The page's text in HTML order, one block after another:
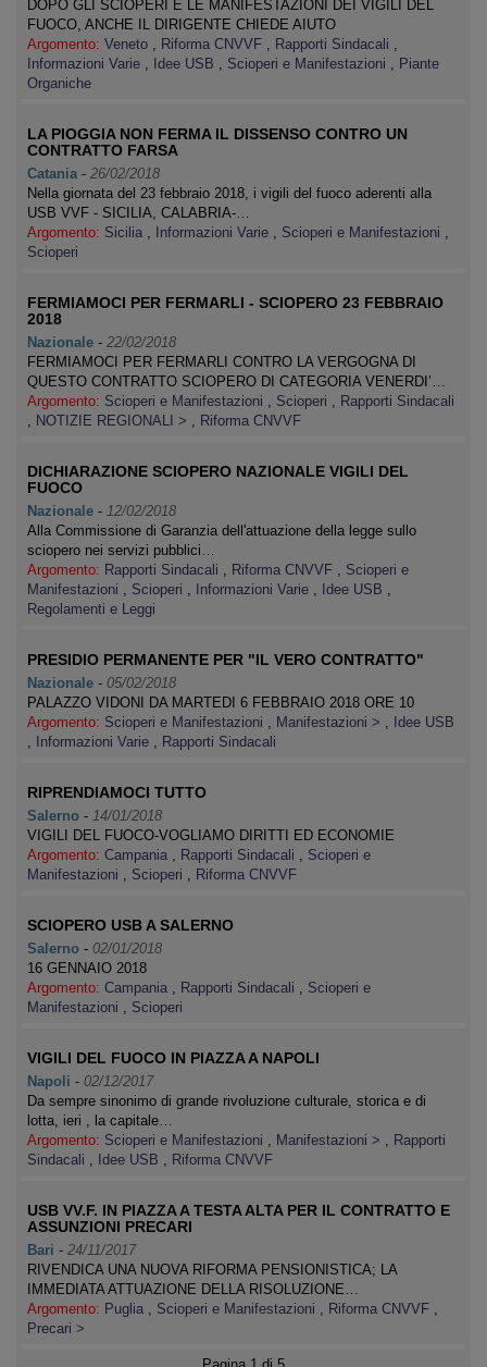
DOPO GLI SCIOPERI E LE MANIFESTAZIONI DEI VIGILI DEL
FUOCO, ANCHE IL DIRIGENTE CHIEDE AIUTO
Argomento: Veneto , Riforma CNVVF , Rapporti Sindacali ,
Informazioni Varie , Idee USB , Scioperi e Manifestazioni , Piante
Organiche
LA PIOGGIA NON FERMA IL DISSENSO CONTRO UN
CONTRATTO FARSA
Catania - 26/02/2018
Nella giornata del 23 febbraio 2018, i vigili del fuoco aderenti alla
USB VVF - SICILIA, CALABRIA-…
Argomento: Sicilia , Informazioni Varie , Scioperi e Manifestazioni ,
Scioperi
FERMIAMOCI PER FERMARLI - SCIOPERO 23 FEBBRAIO
2018
Nazionale - 22/02/2018
FERMIAMOCI PER FERMARLI CONTRO LA VERGOGNA DI
QUESTO CONTRATTO SCIOPERO DI CATEGORIA VENERDI’…
Argomento: Scioperi e Manifestazioni , Scioperi , Rapporti Sindacali
, NOTIZIE REGIONALI > , Riforma CNVVF
DICHIARAZIONE SCIOPERO NAZIONALE VIGILI DEL
FUOCO
Nazionale - 12/02/2018
Alla Commissione di Garanzia dell'attuazione della legge sullo
sciopero nei servizi pubblici…
Argomento: Rapporti Sindacali , Riforma CNVVF , Scioperi e
Manifestazioni , Scioperi , Informazioni Varie , Idee USB ,
Regolamenti e Leggi
PRESIDIO PERMANENTE PER "IL VERO CONTRATTO"
Nazionale - 05/02/2018
PALAZZO VIDONI DA MARTEDI 6 FEBBRAIO 2018 ORE 10
Argomento: Scioperi e Manifestazioni , Manifestazioni > , Idee USB
,
Informazioni Varie , Rapporti Sindacali
RIPRENDIAMOCI TUTTO
Salerno - 14/01/2018
VIGILI DEL FUOCO-VOGLIAMO DIRITTI ED ECONOMIE
Argomento: Campania , Rapporti Sindacali , Scioperi e
Manifestazioni , Scioperi , Riforma CNVVF
SCIOPERO USB A SALERNO
Salerno - 02/01/2018
16 GENNAIO 2018
Argomento: Campania , Rapporti Sindacali , Scioperi e
Manifestazioni , Scioperi
VIGILI DEL FUOCO IN PIAZZA A NAPOLI
Napoli - 02/12/2017
Da sempre sinonimo di grande rivoluzione culturale, storica e di
lotta, ieri , la capitale…
Argomento: Scioperi e Manifestazioni , Manifestazioni > , Rapporti
Sindacali , Idee USB , Riforma CNVVF
USB VV.F. IN PIAZZA A TESTA ALTA PER IL CONTRATTO E
ASSUNZIONI PRECARI
Bari - 24/11/2017
RIVENDICA UNA NUOVA RIFORMA PENSIONISTICA; LA
IMMEDIATA ATTUAZIONE DELLA RISOLUZIONE…
Argomento: Puglia , Scioperi e Manifestazioni , Riforma CNVVF ,
Precari >